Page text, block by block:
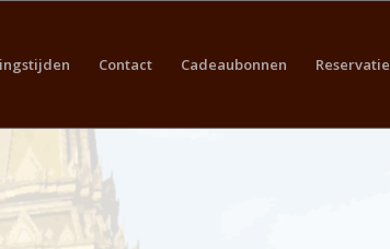
Contact Cadeaubonnen Reservatie